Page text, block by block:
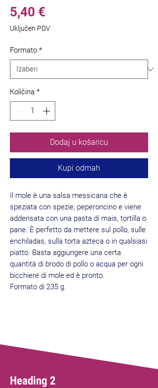
5,40 €
Uključen PDV
Formato *
Količina *
Dodaj u košaricu
Kupi odmah
Il mole è una salsa messicana che è
speziata con spezie, peperoncino e viene
addensata con una pasta di mais, tortilla o
pane. È perfetto da mettere sul pollo, sulle
enchiladas, sulla torta azteca o in qualsiasi
piatto. Basta aggiungere una certa
quantità di brodo di pollo o acqua per ogni
bicchiere di mole ed è pronto.
Formato di 235 g.
Heading 2